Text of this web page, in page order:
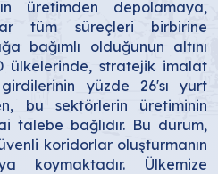
üretimden depolamaya,
tüm süreçleri birbirine
bağımlı olduğunun altını
ülkelerinde, stratejik imalat
yüzde 26'sı yurt
bu sektörlerin üretiminin
talebe bağlıdır. Bu durum,
koridorlar oluşturmanın
koymaktadır. Ülkemize